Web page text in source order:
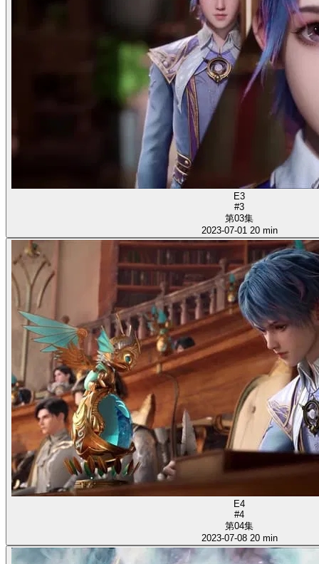
E3
#3
第03集
2023-07-01 20 min
E4
#4
第04集
2023-07-08 20 min